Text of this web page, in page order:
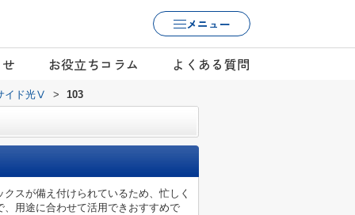
メニュー
お役立ちコラム よくある質問
イド光Ⅴ > 103
スが備え付けられているため、忙しく
用途に合わせて活用できおすすめで